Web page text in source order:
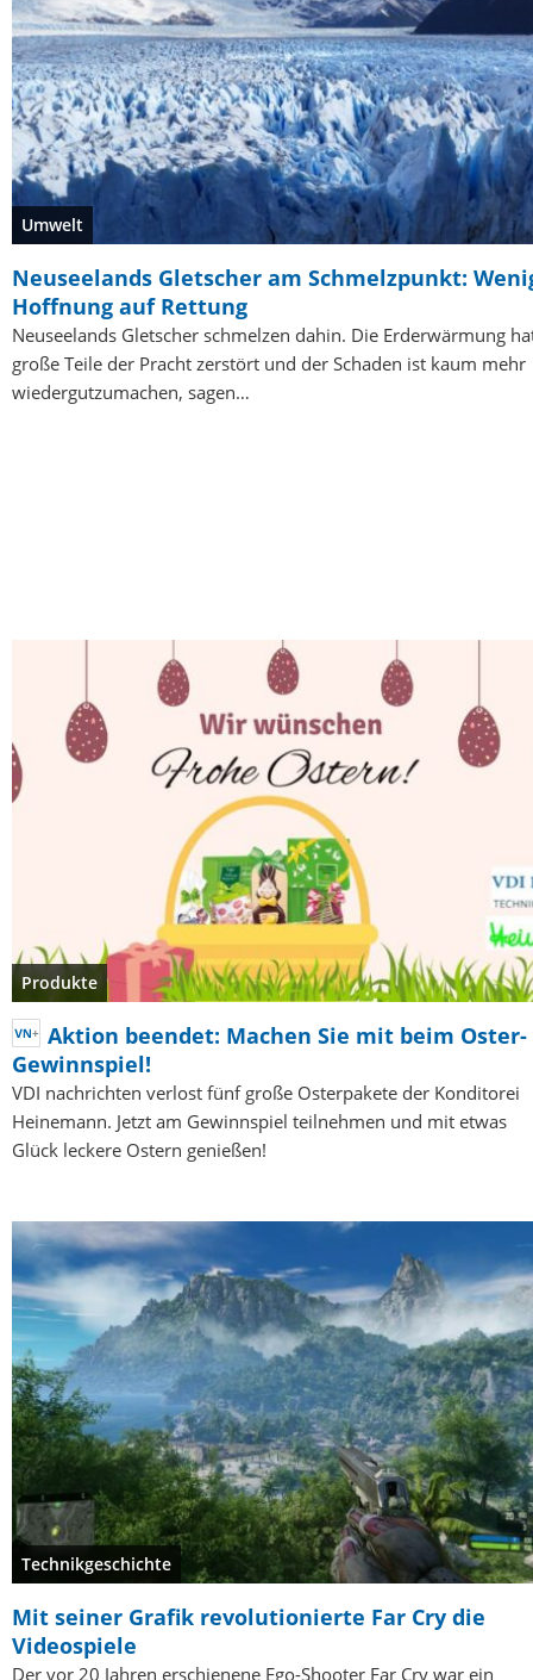
Umwelt
Neuseelands Gletscher am Schmelzpunkt:
Hoffnung auf Rettung
Neuseelands Gletscher schmelzen dahin. Die Erderwärmung
große Teile der Pracht zerstört und der Schaden ist kaum mehr
wiedergutzumachen, sagen…
Produkte
Aktion beendet: Machen Sie mit beim Oster-
Gewinnspiel!
VDI nachrichten verlost fünf große Osterpakete der Konditorei
Heinemann. Jetzt am Gewinnspiel teilnehmen und mit etwas
Glück leckere Ostern genießen!
Technikgeschichte
Mit seiner Grafik revolutionierte Far Cry die
Videospiele
Der vor 20 Jahren erschienene Ego-Shooter Far Cry war ein